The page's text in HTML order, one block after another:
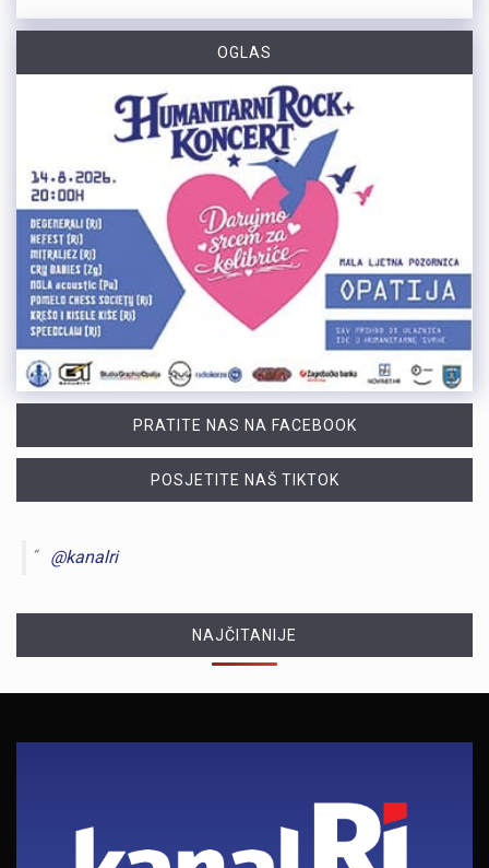
OGLAS
PRATITE NAS NA FACEBOOK
POSJETITE NAŠ TIKTOK
@kanalri
NAJČITANIJE